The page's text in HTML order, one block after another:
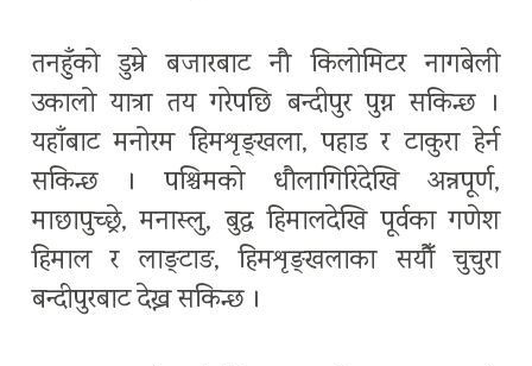
तनहुँको डुम्रे बजारबाट नौ किलोमिटर नागबेली
उकालो यात्रा तय गरेपछि बन्दीपुर पुग्न सकिन्छ ।
यहाँबाट मनोरम हिमशृङ्खला, पहाड र टाकुरा हेर्न
सकिन्छ । पश्चिमको धौलागिरिदेखि अन्नपूर्ण,
माछापुच्छ्रे, मनास्लु, बुद्ध हिमालदेखि पूर्वका गणेश
हिमाल र लाङ्टाङ, हिमशृङ्खलाका सयौँ चुचुरा
बन्दीपुरबाट देख्न सकिन्छ ।